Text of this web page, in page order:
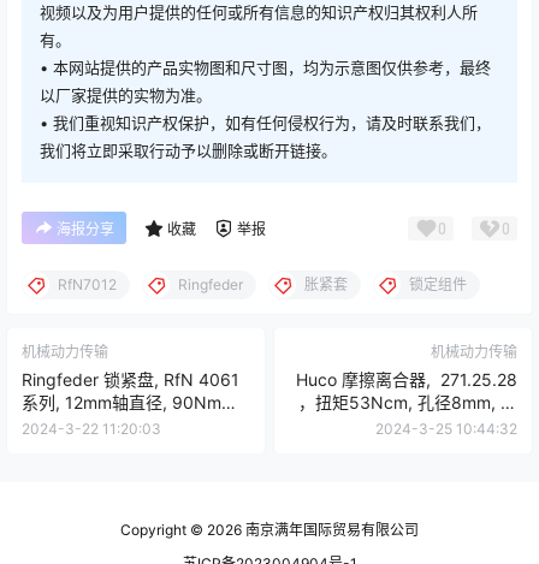
视频以及为用户提供的任何或所有信息的知识产权归其权利人所
有。
• 本网站提供的产品实物图和尺寸图，均为示意图仅供参考，最终
以厂家提供的实物为准。
• 我们重视知识产权保护，如有任何侵权行为，请及时联系我们，
我们将立即采取行动予以删除或断开链接。
海报分享 收藏 举报 0 0
RfN7012 Ringfeder 胀紧套 锁定组件
机械动力传输
Ringfeder 锁紧盘, RfN 4061
系列, 12mm轴直径, 90Nm，
4061 - 16x41
2024-3-22 11:20:03
机械动力传输
Huco 摩擦离合器, 271.25.28
，扭矩53Ncm, 孔径8mm, 直
径25.8mm
2024-3-25 10:44:32
Copyright © 2026 南京满年国际贸易有限公司